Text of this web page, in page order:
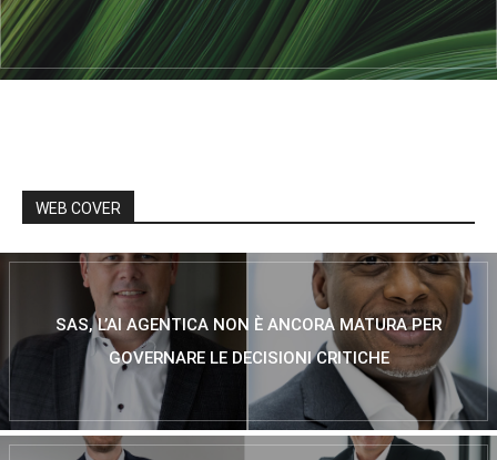
WEB COVER
SAS, L’AI AGENTICA NON È ANCORA MATURA PER
GOVERNARE LE DECISIONI CRITICHE